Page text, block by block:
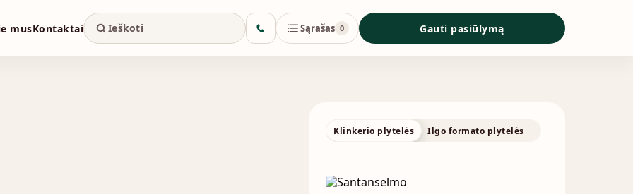
musKontaktai Sąrašas 0 Gauti pasiūlymą
Klinkerio plytelės Ilgo formato plytelės